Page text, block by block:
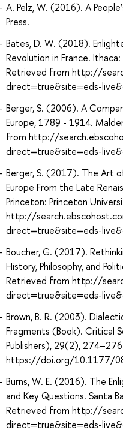
A. Pelz, W. (2016). A
Press.
Bates, D. W. (2018).
Revolution in France.
Retrieved from http://
direct=true&site=eds-
Berger, S. (2006). A
Europe, 1789 - 1914.
from http://
direct=true&site=eds-
Berger, S. (2017). The Art
Europe From the Late
Princeton: Princeton
http://
direct=true&site=eds-
Boucher, G. (2017).
History, Philosophy, and
Retrieved from http://
direct=true&site=eds-
Brown, B. R. (2003).
Fragments (Book). Critical
Publishers), 29(2),
https://doi.org/10.1177/
Burns, W. E. (2016). The
and Key Questions. Santa
Retrieved from http://
direct=true&site=eds-